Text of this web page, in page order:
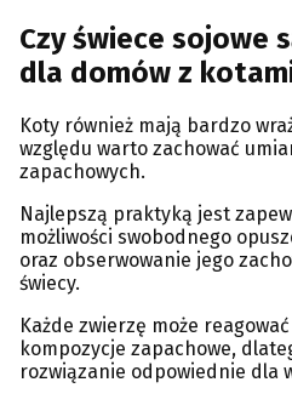
Czy świece sojowe
dla domów z
Koty również mają bardzo
względu warto zachować
zapachowych.
Najlepszą praktyką jest
możliwości swobodnego
oraz obserwowanie jego
świecy.
Każde zwierzę może
kompozycje zapachowe,
rozwiązanie odpowiednie dla